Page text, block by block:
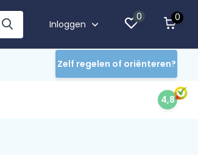
Inloggen
0 0
Zelf regelen of oriënteren?
4,8